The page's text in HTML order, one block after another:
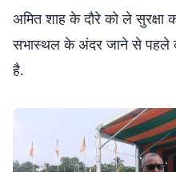
अमित शाह के दौरे को ले सुरक्षा
सभास्थल के अंदर जाने से पहले
है.